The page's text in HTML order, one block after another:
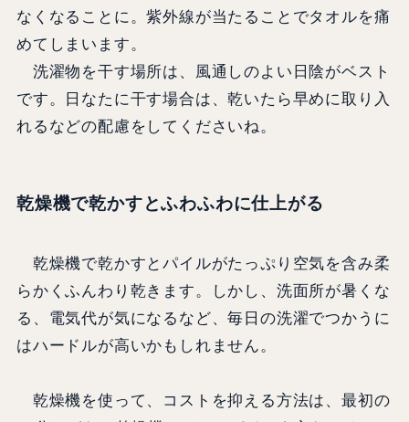
なくなることに。紫外線が当たることでタオルを痛
めてしまいます。
洗濯物を干す場所は、風通しのよい日陰がベスト
です。日なたに干す場合は、乾いたら早めに取り入
れるなどの配慮をしてくださいね。
乾燥機で乾かすとふわふわに仕上がる
乾燥機で乾かすとパイルがたっぷり空気を含み柔
らかくふんわり乾きます。しかし、洗面所が暑くな
る、電気代が気になるなど、毎日の洗濯でつかうに
はハードルが高いかもしれません。
乾燥機を使って、コストを抑える方法は、最初の